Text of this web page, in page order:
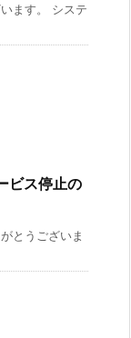
ます。 システ
ビス停止の
とうございま